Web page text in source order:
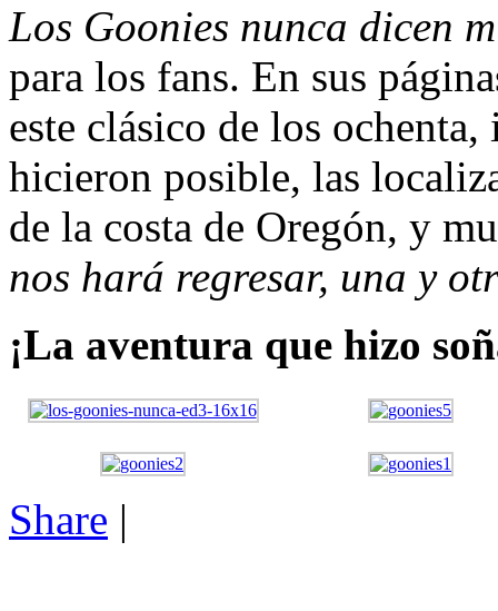
Los Goonies nunca dicen
para los fans. En sus
este clásico de los
hicieron posible, las
de la costa de Oregón, y
nos hará regresar, una y
¡La aventura que hizo
Share |